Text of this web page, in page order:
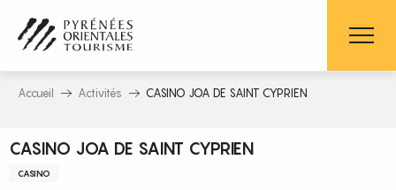
contenu
principal
Accueil Activités CASINO JOA DE SAINT CYPRIEN
CASINO JOA DE SAINT CYPRIEN
CASINO